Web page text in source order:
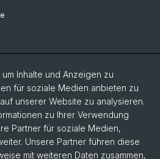
Inhalte und Anzeigen zu
für soziale Medien anbieten zu
unserer Website zu analysieren.
zu Ihrer Verwendung
Partner für soziale Medien,
Unsere Partner führen diese
mit weiteren Daten zusammen,